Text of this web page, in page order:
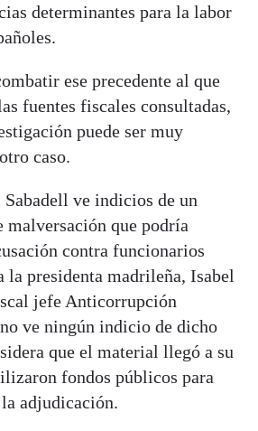
determinantes para la labor
ese precedente al que
fuentes fiscales consultadas,
puede ser muy
caso.
ve indicios de un
malversación que podría
contra funcionarios
presidenta madrileña, Isabel
jefe Anticorrupción
ve ningún indicio de dicho
que el material llegó a su
fondos públicos para
adjudicación.